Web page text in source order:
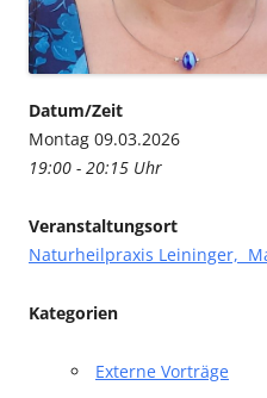
Datum/Zeit
Montag 09.03.2026
19:00 - 20:15 Uhr
Veranstaltungsort
Naturheilpraxis Leininger,
Kategorien
Externe Vorträge